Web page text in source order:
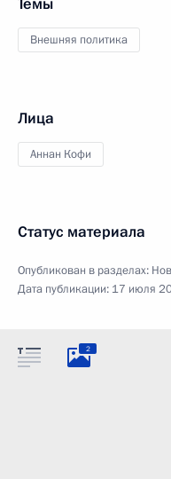
Внешняя политика
Лица
Аннан Кофи
Статус материала
Опубликован в разделах:
Дата публикации: 17 июля
2